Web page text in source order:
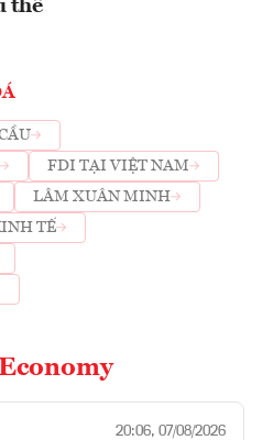
thế
FDI TẠI VIỆT NAM
LÂM XUÂN MINH
TẾ
20:06, 07/08/2026